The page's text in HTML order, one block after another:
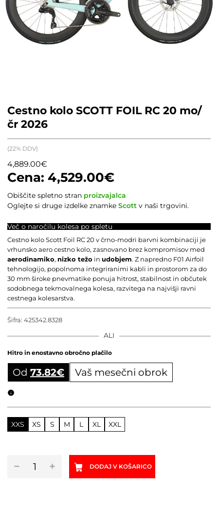
Cestno kolo SCOTT FOIL RC 20 mo/
čr 2026
4,529.00€
4,889.00€
(22% DDV)
Cestno kolo Scott Foil RC 20 v črno-modri barvni kombinaciji je
vrhunsko aero cestno kolo, zasnovano brez kompromisov med
aerodinamiko, nizko težo in udobjem. Z napredno F01 Airfoil
tehnologijo, popolnoma integriranimi kabli in prostorom za do
30 mm široke pnevmatike ponuja hitrost, stabilnost in občutek
sodobnega tekmovalnega kolesa, razvitega na najvišji ravni
cestnega kolesarstva.
ALI
Hitro in enostavno obročno plačilo
Od 73.82€ Vaš mesečni obrok
XXS XS S M L XL XXL
−
kolo
+ DODAJ V KOŠARICO
Obiščite spletno stran proizvajalca
Oglejte si druge izdelke znamke Scott v naši trgovini.
Šifra: 425342.8328
Več o naročilu kolesa po spletu